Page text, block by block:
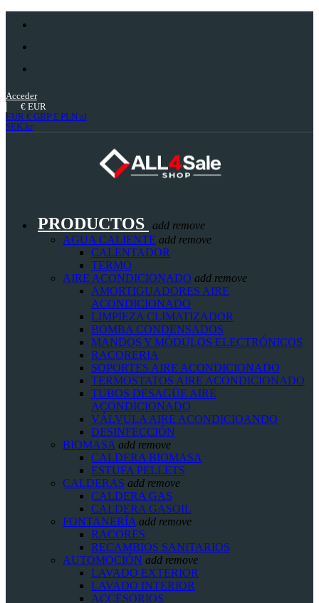
Acceder
€ EUR
EUR € GBP £ PLN zł
SEK kr
PRODUCTOS add remove
AGUA CALIENTE add remove
CALENTADOR
TERMO
AIRE ACONDICIONADO add remove
AMORTIGUADORES AIRE
ACONDICIONADO
LIMPIEZA CLIMATIZADOR
BOMBA CONDENSADOS
MANDOS Y MÓDULOS ELECTRÓNICOS
RACORERIA
SOPORTES AIRE ACONDICIONADO
TERMOSTATOS AIRE ACONDICIONADO
TUBOS DESAGÜE AIRE
ACONDICIONADO
VÁLVULA AIRE ACONDICIOANDO
DESINFECCIÓN
BIOMASA add remove
CALDERA BIOMASA
ESTUFA PELLETS
CALDERAS add remove
CALDERA GAS
CALDERA GASOIL
FONTANERÍA add remove
RACORES
RECAMBIOS SANITARIOS
AUTOMOCIÓN add remove
LAVADO EXTERIOR
LAVADO INTERIOR
ACCESORIOS